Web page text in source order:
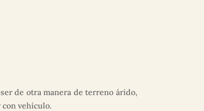
de otra manera de terreno árido,
vehículo.